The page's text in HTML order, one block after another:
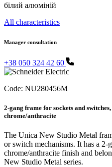
білий алюміній
All characteristics
Manager consultation
+38 050 324 42 60
Code: NU280456M
2-gang frame for sockets and
chrome/anthracite
The Unica New Studio Metal
or switch mechanisms. It has a 2-
chrome/anthracite finish and
New Studio Metal series.